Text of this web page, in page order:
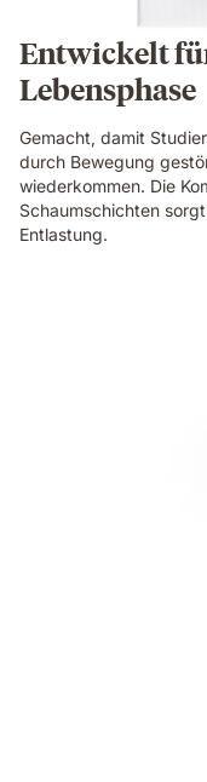
Entwickelt
Lebensphase
Gemacht, damit
durch Bewegung
wiederkommen. Die
Schaumschichten
Entlastung.